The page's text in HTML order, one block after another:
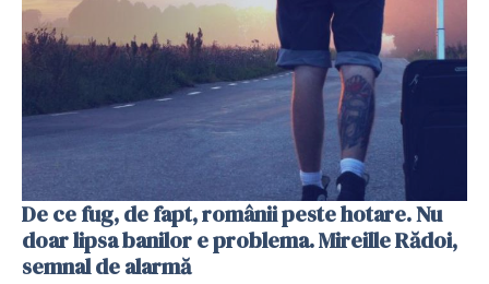
De ce fug, de fapt, românii peste hotare. Nu
doar lipsa banilor e problema. Mireille Rădoi,
semnal de alarmă